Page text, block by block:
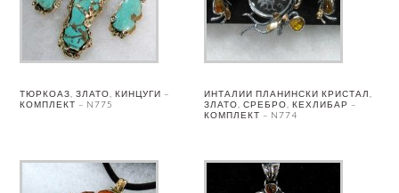
ТЮРКОАЗ, ЗЛАТО, КИНЦУГИ –
КОМПЛЕКТ – N775
ИНТАЛИИ ПЛАНИНСКИ КРИСТАЛ,
ЗЛАТО, СРЕБРО, КЕХЛИБАР –
КОМПЛЕКТ – N774